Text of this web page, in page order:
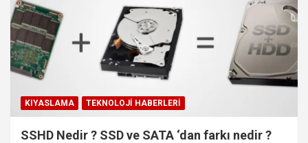
KIYASLAMA TEKNOLOJI HABERLERI
SSHD Nedir ? SSD ve SATA ‘dan farkı nedir ?